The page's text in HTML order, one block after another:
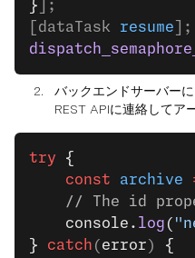
} ];
[dataTask resume ];
バックエンドサーバー
REST APIに連絡してア
try {
    const
archive
// The id
    console.
log (
} catch ( error ) {